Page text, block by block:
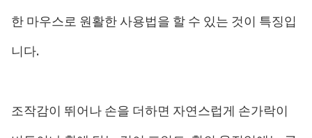
한 마우스로 원활한 사용법을 할 수 있는 것이 특징입
니다.
조작감이 뛰어나 손을 더하면 자연스럽게 손가락이